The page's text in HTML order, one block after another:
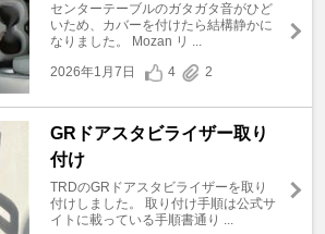
センターテーブルのガタガタ音がひど
いため、カバーを付けたら結構静かに
なりました。 Mozan リ ...
2026年1月7日
4 2
GRドアスタビライザー取り
付け
TRDのGRドアスタビライザーを取り
付けしました。 取り付け手順は公式サ
イトに載っている手順書通り ...